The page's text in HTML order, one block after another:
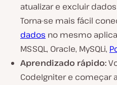
atualizar e excluir
Torna-se mais fácil
dados no mesmo
MSSQL, Oracle, MySQLi,
Aprendizado rápido:
CodeIgniter e começar